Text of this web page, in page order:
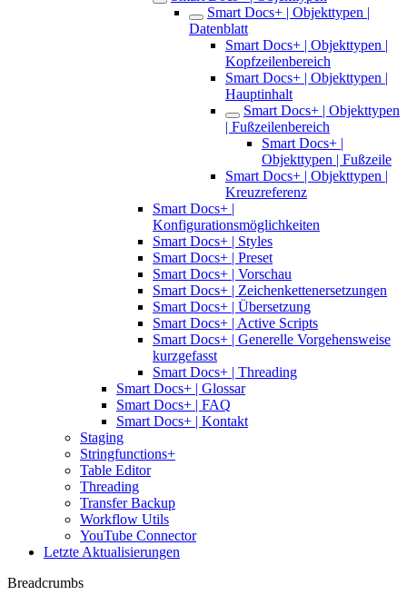
Smart Docs+ | Objekttypen |
Datenblatt
Smart Docs+ | Objekttypen |
Kopfzeilenbereich
Smart Docs+ | Objekttypen |
Hauptinhalt
Smart Docs+ | Objekttypen
| Fußzeilenbereich
Smart Docs+ |
Objekttypen | Fußzeile
Smart Docs+ | Objekttypen |
Kreuzreferenz
Smart Docs+ |
Konfigurationsmöglichkeiten
Smart Docs+ | Styles
Smart Docs+ | Preset
Smart Docs+ | Vorschau
Smart Docs+ | Zeichenkettenersetzungen
Smart Docs+ | Übersetzung
Smart Docs+ | Active Scripts
Smart Docs+ | Generelle Vorgehensweise
kurzgefasst
Smart Docs+ | Threading
Smart Docs+ | Glossar
Smart Docs+ | FAQ
Smart Docs+ | Kontakt
Staging
Stringfunctions+
Table Editor
Threading
Transfer Backup
Workflow Utils
YouTube Connector
Letzte Aktualisierungen
Breadcrumbs